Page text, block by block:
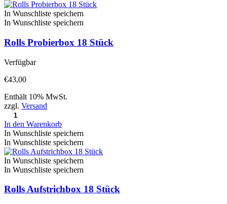
In Wunschliste speichern
In Wunschliste speichern
Rolls Probierbox 18 Stück
Verfügbar
€43,00
Enthält 10% MwSt.
zzgl. Versand
In den Warenkorb
In Wunschliste speichern
In Wunschliste speichern
In Wunschliste speichern
In Wunschliste speichern
Rolls Aufstrichbox 18 Stück